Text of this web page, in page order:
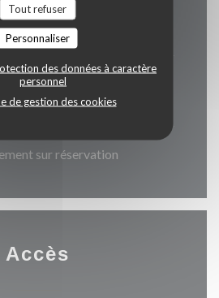
Tout refuser
Personnaliser
des données à caractère
personnel
de gestion des cookies
Samedi
* • 19h00 - 21h00 *
Dimanche
- 13h30 *
sur réservation
Accès